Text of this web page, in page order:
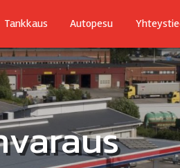
Tankkaus Autopesu